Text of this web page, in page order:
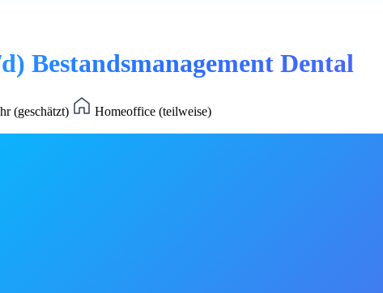
Bestandsmanagement Dental
(geschätzt)
Homeoffice (teilweise)